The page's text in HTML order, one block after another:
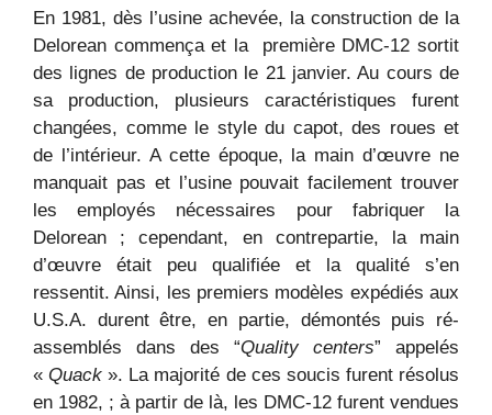
En 1981, dès l’usine achevée, la construction de la
Delorean commença et la première DMC-12 sortit
des lignes de production le 21 janvier. Au cours de
sa production, plusieurs caractéristiques furent
changées, comme le style du capot, des roues et
de l’intérieur. A cette époque, la main d’œuvre ne
manquait pas et l’usine pouvait facilement trouver
les employés nécessaires pour fabriquer la
Delorean ; cependant, en contrepartie, la main
d’œuvre était peu qualifiée et la qualité s’en
ressentit. Ainsi, les premiers modèles expédiés aux
U.S.A. durent être, en partie, démontés puis ré-
assemblés dans des “Quality centers” appelés
«Quack ». La majorité de ces soucis furent résolus
en 1982, ; à partir de là, les DMC-12 furent vendues